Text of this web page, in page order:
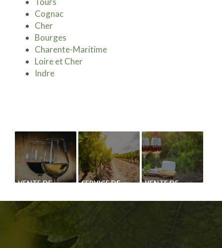
Cognac
Cher
Bourges
Charente-Maritime
Loire et Cher
Indre
VENTE DE
SERVICE DE
VENTE DE